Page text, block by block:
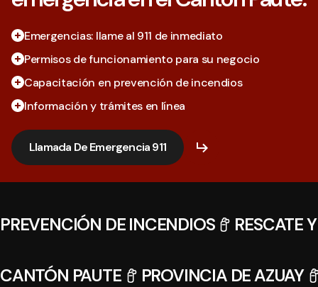
Emergencias: llame al 911 de inmediato
Permisos de funcionamiento para su negocio
Capacitación en prevención de incendios
Información y trámites en línea
Llamada De Emergencia 911
Llamada De Emergencia 911
PREVENCIÓN DE INCENDIOS RESCATE
CANTÓN PAUTE PROVINCIA DE AZUAY